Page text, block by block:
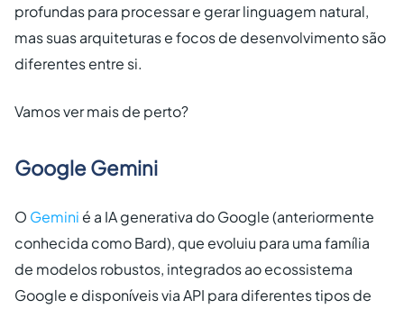
profundas para processar e gerar linguagem natural,
mas suas arquiteturas e focos de desenvolvimento são
diferentes entre si.
Vamos ver mais de perto?
Google Gemini
O Gemini é a IA generativa do Google (anteriormente
conhecida como Bard), que evoluiu para uma família
de modelos robustos, integrados ao ecossistema
Google e disponíveis via API para diferentes tipos de